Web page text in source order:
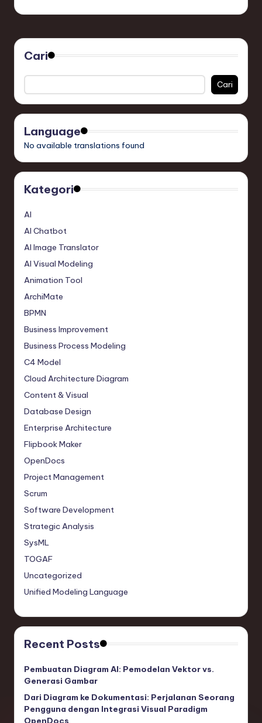
Cari
Cari
Language
No available translations found
Kategori
AI
AI Chatbot
AI Image Translator
AI Visual Modeling
Animation Tool
ArchiMate
BPMN
Business Improvement
Business Process Modeling
C4 Model
Cloud Architecture Diagram
Content & Visual
Database Design
Enterprise Architecture
Flipbook Maker
OpenDocs
Project Management
Scrum
Software Development
Strategic Analysis
SysML
TOGAF
Uncategorized
Unified Modeling Language
Recent Posts
Pembuatan Diagram AI: Pemodelan Vektor vs.
Generasi Gambar
Dari Diagram ke Dokumentasi: Perjalanan Seorang
Pengguna dengan Integrasi Visual Paradigm
OpenDocs